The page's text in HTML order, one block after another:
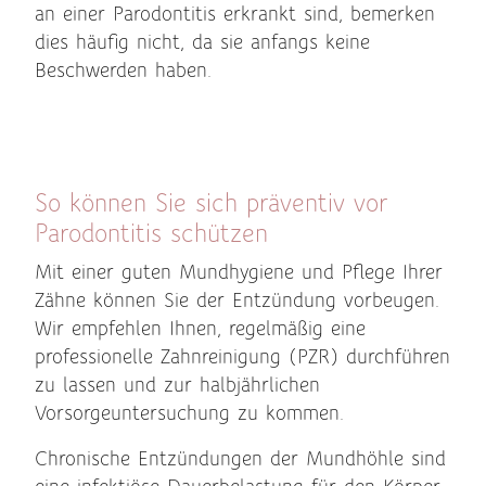
an einer Parodontitis erkrankt sind, bemerken
dies häufig nicht, da sie anfangs keine
Beschwerden haben.
So können Sie sich präventiv vor
Parodontitis schützen
Mit einer guten Mundhygiene und Pflege Ihrer
Zähne können Sie der Entzündung vorbeugen.
Wir empfehlen Ihnen, regelmäßig eine
professionelle Zahnreinigung (PZR) durchführen
zu lassen und zur halbjährlichen
Vorsorgeuntersuchung zu kommen.
Chronische Entzündungen der Mundhöhle sind